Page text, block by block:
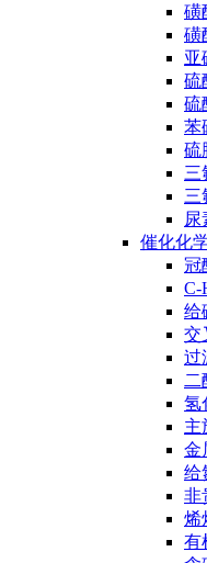
磺
磺
亚
硫
硫
苯
硫
三
三
尿
催化化
冠
C-
给
交
过
二
氢
主
金
给
非
烯
有